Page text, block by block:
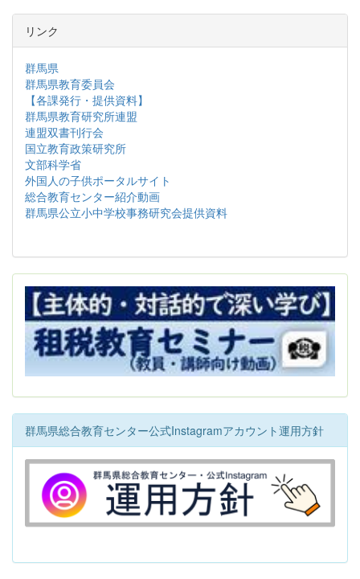
リンク
群馬県
群馬県教育委員会
【各課発行・提供資料】
群馬県教育研究所連盟
連盟双書刊行会
国立教育政策研究所
文部科学省
外国人の子供ポータルサイト
総合教育センター紹介動画
群馬県公立小中学校事務研究会提供資料
群馬県総合教育センター公式Instagramアカウント運用方針